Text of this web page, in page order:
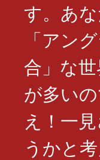
す。あ
「アン
合」な
が多い
え！一
うかと